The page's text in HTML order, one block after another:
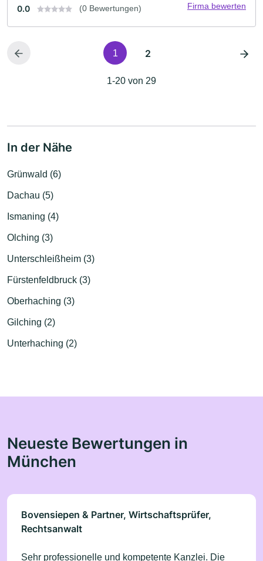
0.0 (0 Bewertungen) Firma bewerten
1 2
1-20 von 29
In der Nähe
Grünwald (6)
Dachau (5)
Ismaning (4)
Olching (3)
Unterschleißheim (3)
Fürstenfeldbruck (3)
Oberhaching (3)
Gilching (2)
Unterhaching (2)
Neueste Bewertungen in
München
Bovensiepen & Partner, Wirtschaftsprüfer,
Rechtsanwalt
Sehr professionelle und kompetente Kanzlei. Die